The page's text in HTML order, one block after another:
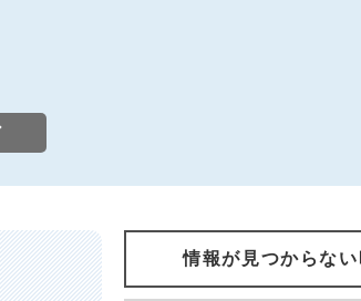
情報が見つからない